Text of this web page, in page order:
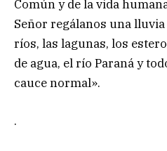
Común y de la vida
Señor regálanos una
ríos, las lagunas, los
de agua, el río Paraná y
cauce normal».
.